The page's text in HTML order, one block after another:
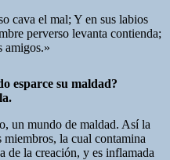
cava el mal; Y en sus labios
perverso levanta contienda;
amigos.»
esparce su maldad?
un mundo de maldad. Así la
miembros, la cual contamina
de la creación, y es inflamada